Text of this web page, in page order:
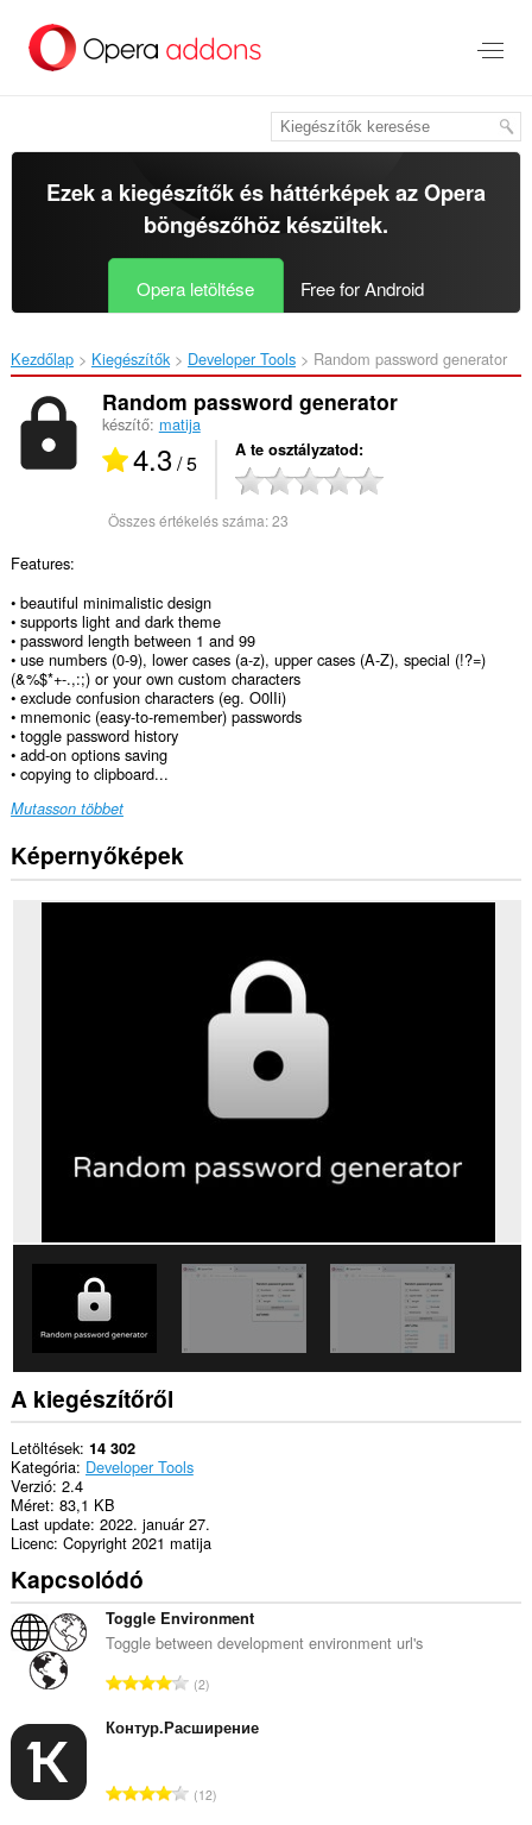
Ezek a kiegészítők és háttérképek azOpera
böngészőhözkészültek.
Opera letöltése Free for Android
Kezdőlap Kiegészítők Developer Tools Random password generator‎
Random password generator
készítő: matija
4.3 / 5 A te osztályzatod
Összes értékelés száma:23
Features:
• beautiful minimalistic design
• supports light and dark theme
• password length between 1 and 99
• use numbers (0-9), lower cases (a-z), upper cases (A-Z), special (!?=)
(&%$*+-.,:;) or your own custom characters
• exclude confusion characters (eg. O0lIi)
• mnemonic (easy-to-remember) passwords
• toggle password history
• add-on options saving
• copying to clipboard...
Mutasson többet
Képernyőképek
A kiegészítőről
Letöltések 14 302
Kategória Developer Tools
Verzió 2.4
Méret 83,1 KB
Last update 2022. január 27.
Licenc Copyright 2021 matija
Kapcsolódó
Toggle Environment
Toggle between development environment url's
Ö
s
s
2
Контур.Расширение
Ö12